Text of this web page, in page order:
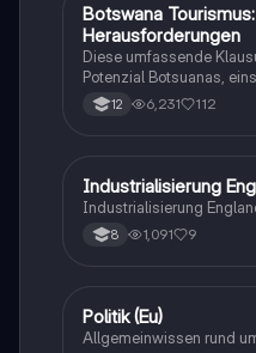
Geographie/Erdkunde
Botswana
Herausforderungen
Diese umfassende
Potenzial Botsuanas,
Entwicklung und
Analysiert werden die
Klausuren vorbereiten.
12 6,231 112
IGeschichte
Industrialisierung
Industrialisierung
8 1,091 9
PWirtschaft und Recht
Politik (Eu)